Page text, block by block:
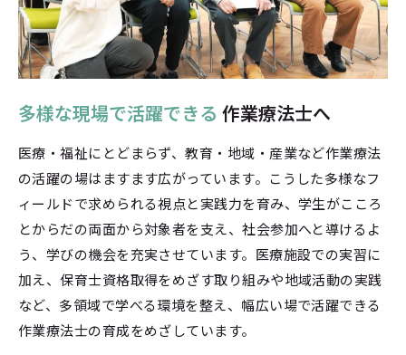
多様な現場で活躍できる 作業療法士へ
医療・福祉にとどまらず、教育・地域・産業など作業療法
の活躍の場はますます広がっています。こうした多様なフ
ィールドで求められる視点と実践力を育み、学生がこころ
とからだの両面から対象者を支え、社会参加へと導けるよ
う、学びの機会を充実させています。医療施設での実習に
加え、保育士資格取得をめざす取り組みや地域活動の実践
など、多領域で学べる環境を整え、幅広い場で活躍できる
作業療法士の育成をめざしています。